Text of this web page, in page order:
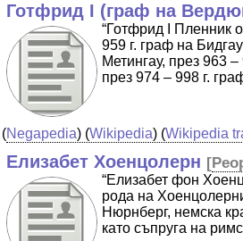
Готфрид I (граф на
“Готфрид I Пленник
959 г. граф на
Метингау, през 963
през 974 – 998 г.
(Negapedia) (Wikipedia) (Wikipedia
Елизабет Хоенцолерн [
“Елизабет фон
рода на
Нюрнберг, немска
като съпруга на